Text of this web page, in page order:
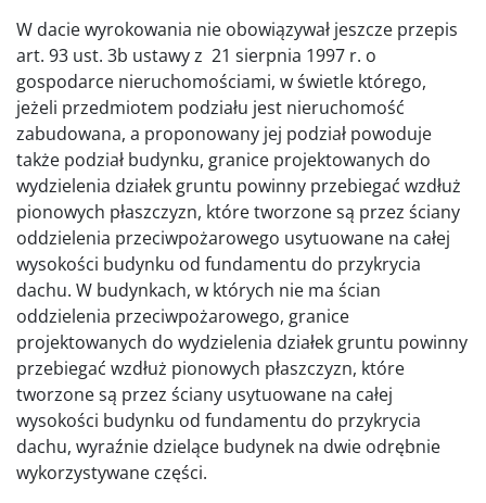
W dacie wyrokowania nie obowiązywał jeszcze przepis
art. 93 ust. 3b ustawy z 21 sierpnia 1997 r. o
gospodarce nieruchomościami, w świetle którego,
jeżeli przedmiotem podziału jest nieruchomość
zabudowana, a proponowany jej podział powoduje
także podział budynku, granice projektowanych do
wydzielenia działek gruntu powinny przebiegać wzdłuż
pionowych płaszczyzn, które tworzone są przez ściany
oddzielenia przeciwpożarowego usytuowane na całej
wysokości budynku od fundamentu do przykrycia
dachu. W budynkach, w których nie ma ścian
oddzielenia przeciwpożarowego, granice
projektowanych do wydzielenia działek gruntu powinny
przebiegać wzdłuż pionowych płaszczyzn, które
tworzone są przez ściany usytuowane na całej
wysokości budynku od fundamentu do przykrycia
dachu, wyraźnie dzielące budynek na dwie odrębnie
wykorzystywane części.